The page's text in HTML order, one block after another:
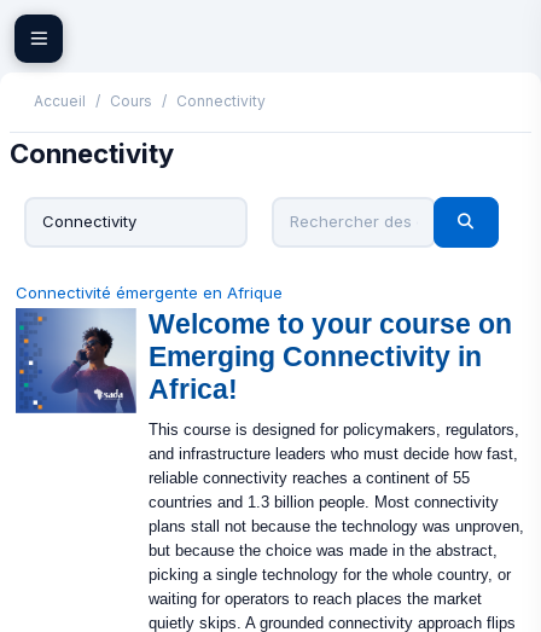
Accueil Cours Connectivity
Connectivity
Catégories de cours
Rechercher
Connectivité émergente en Afrique
Welcome to your course on
Emerging Connectivity in
Africa!
This course is designed for policymakers, regulators,
and infrastructure leaders who must decide how fast,
reliable connectivity reaches a continent of 55
countries and 1.3 billion people. Most connectivity
plans stall not because the technology was unproven,
but because the choice was made in the abstract,
picking a single technology for the whole country, or
waiting for operators to reach places the market
quietly skips. A grounded connectivity approach flips